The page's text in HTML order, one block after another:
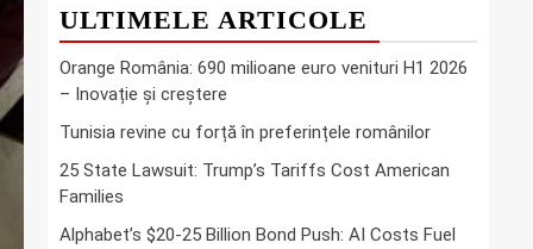
ULTIMELE ARTICOLE
Orange România: 690 milioane euro venituri H1 2026
– Inovație și creștere
Tunisia revine cu forță în preferințele românilor
25 State Lawsuit: Trump’s Tariffs Cost American
Families
Alphabet’s $20-25 Billion Bond Push: AI Costs Fuel